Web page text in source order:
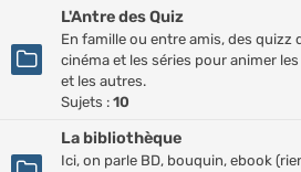
L'Antre des Quiz
En famille ou entre amis, des quizz
cinéma et les séries pour animer
et les autres.
Sujets : 10
La bibliothèque
Ici, on parle BD, bouquin, ebook